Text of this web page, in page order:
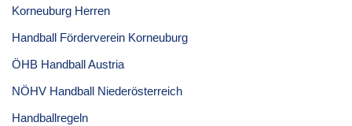
Korneuburg Herren
Handball Förderverein Korneuburg
ÖHB Handball Austria
NÖHV Handball Niederösterreich
Handballregeln